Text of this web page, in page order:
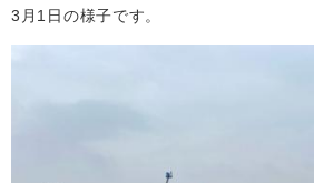
3月1日の様子です。